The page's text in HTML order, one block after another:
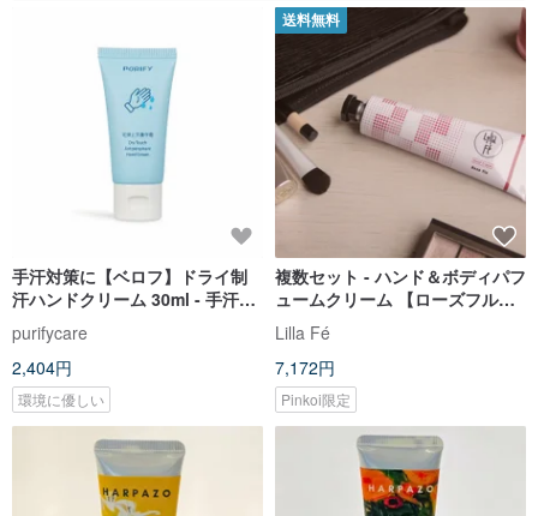
手汗対策に【ベロフ】ドライ制
汗ハンドクリーム 30ml - 手汗対
策に
purifycare
2,404円
環境に優しい
送料無料
複数セット - ハンド＆ボディパフ
ュームクリーム 【ローズフル
Rose flu】Scented cream
Lilla Fé
7,172円
Pinkoi限定